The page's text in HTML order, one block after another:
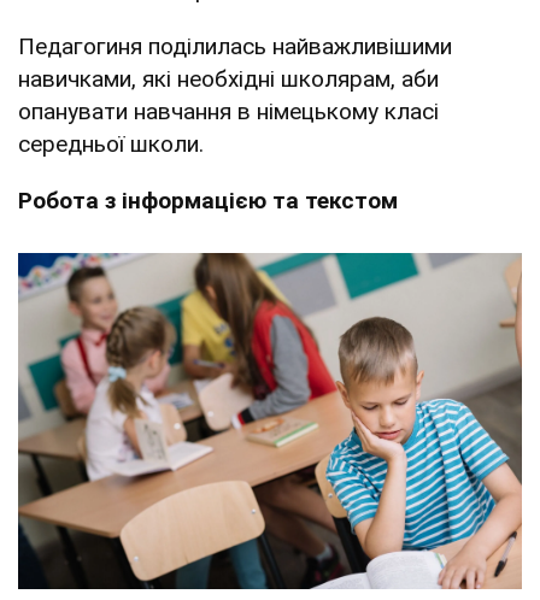
Педагогиня поділилась найважливішими
навичками, які необхідні школярам, аби
опанувати навчання в німецькому класі
середньої школи.
Робота з інформацією та текстом